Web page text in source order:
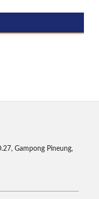
Gampong Pineung,